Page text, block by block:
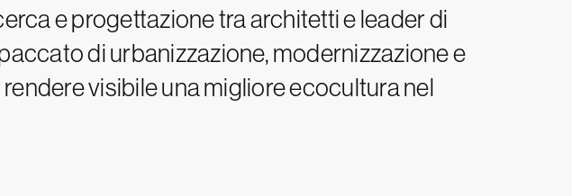
e progettazione tra architetti e leader di
di urbanizzazione, modernizzazione e
visibile una migliore ecocultura nel